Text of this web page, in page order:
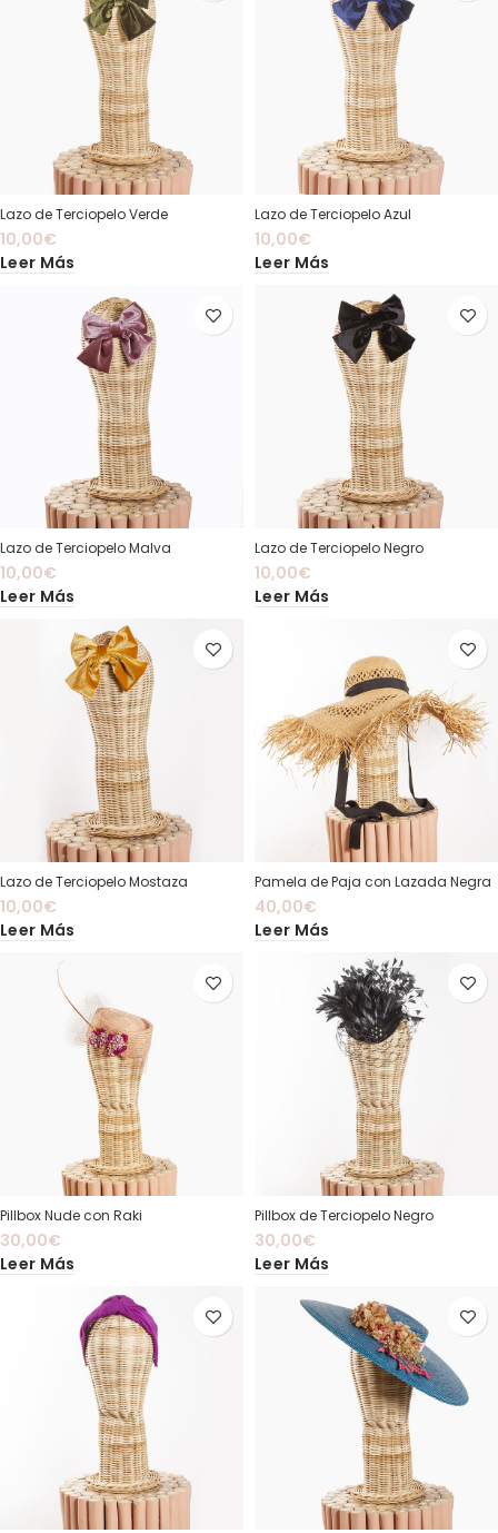
Lazo de Terciopelo Verde
10,00€
Leer Más
Lazo de Terciopelo Azul
10,00€
Leer Más
Lazo de Terciopelo Malva
10,00€
Leer Más
Lazo de Terciopelo Negro
10,00€
Leer Más
Lazo de Terciopelo Mostaza
10,00€
Leer Más
Pamela de Paja con Lazada Negra
40,00€
Leer Más
Pillbox Nude con Raki
30,00€
Leer Más
Pillbox de Terciopelo Negro
30,00€
Leer Más